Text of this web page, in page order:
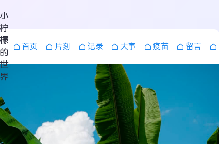
小
柠
檬
的
世
界
首页 片刻 记录 大事 疫苗 留言